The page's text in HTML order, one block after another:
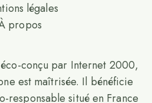
légales
propos
conçu par Internet 2000,
est maîtrisée. Il bénéficie
responsable situé en France